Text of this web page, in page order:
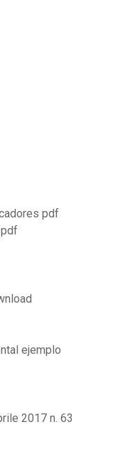
pdf
ejemplo
2017 n. 63